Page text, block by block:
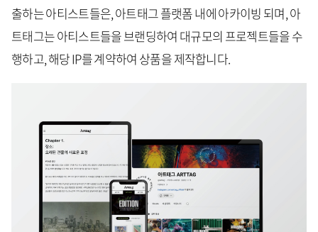
출하는 아티스트들은, 아트태그 플랫폼 내에 아카이빙 되며, 아
트태그는 아티스트들을 브랜딩하여 대규모의 프로젝트들을 수
행하고, 해당 IP를 계약하여 상품을 제작합니다.